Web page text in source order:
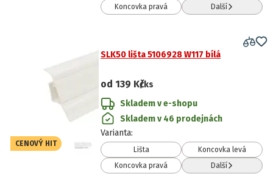
Koncovka pravá
Další
CENOVÝ HIT
SLK50 lišta 5106928 W117 bílá
od 139 Kč/ks
Skladem v e-shopu
Skladem v 46 prodejnách
Varianta:
Lišta
Koncovka levá
Koncovka pravá
Další